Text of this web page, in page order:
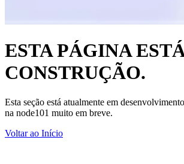
ESTA PÁGINA
CONSTRUÇÃO.
Esta seção está atualmente em
na node101 muito em breve.
Voltar ao Início